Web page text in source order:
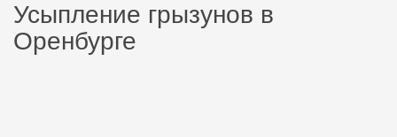
Усыпление грызунов в
Оренбурге